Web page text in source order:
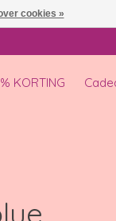
KORTING
cookies »